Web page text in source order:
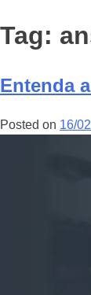
Tag:
Entenda
Posted on 16/